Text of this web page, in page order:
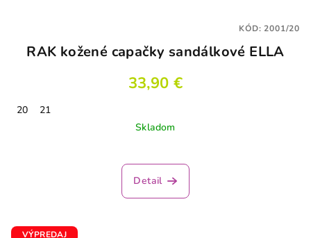
RAK kožené capačky sandálkové ELLA
33,90 €
20
21
Skladom
Detail
KÓD:2001/20
VÝPREDAJ